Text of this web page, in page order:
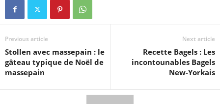
Previous article
Stollen avec massepain : le
gâteau typique de Noël de
massepain
Next article
Recette Bagels : Les
incontounables Bagels
New-Yorkais